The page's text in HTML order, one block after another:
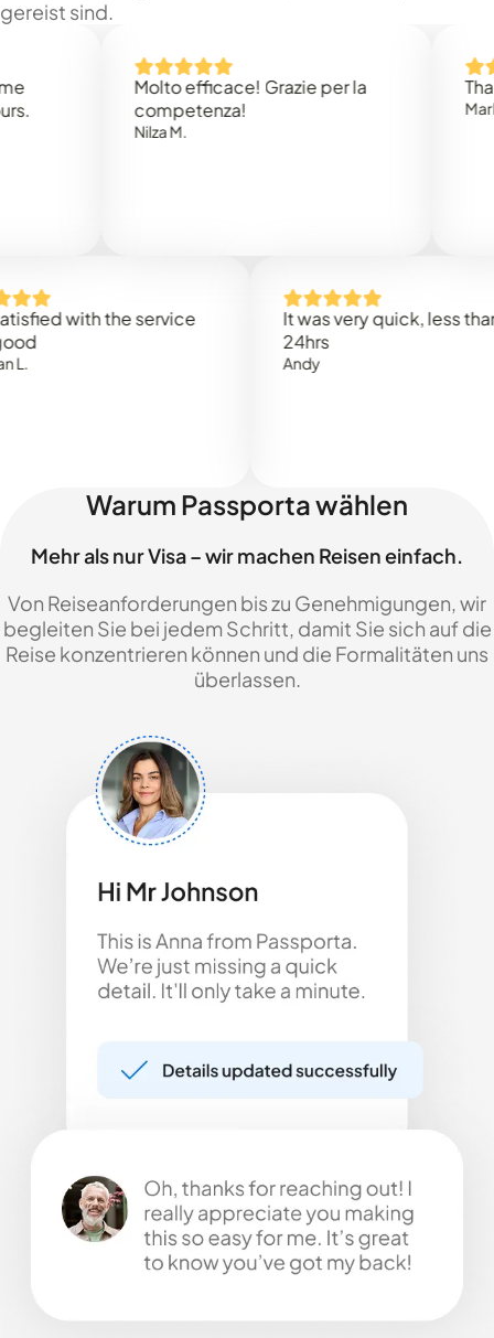
gereist sind.
Molto efficace! Grazie per la
competenza!
Nilza M.
Thank
Mark N.
with the service
It was very quick, less than
Warum Passporta wählen
Mehr als nur Visa – wir machen Reisen einfach.
Von Reiseanforderungen bis zu Genehmigungen, wir
begleiten Sie bei jedem Schritt, damit Sie sich auf die
Reise konzentrieren können und die Formalitäten uns
überlassen.